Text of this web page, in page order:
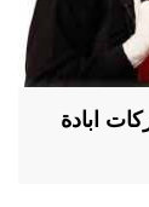
ابادة